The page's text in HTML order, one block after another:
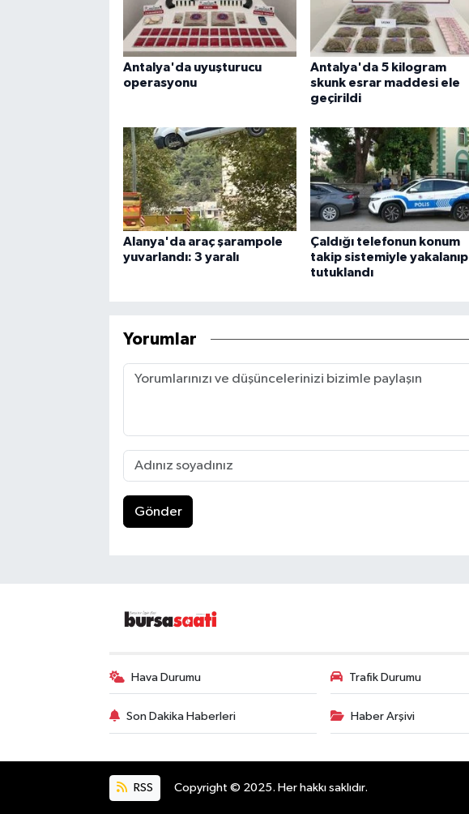
Antalya'da uyuşturucu
operasyonu
Antalya'da 5 kilogram
skunk esrar maddesi ele
geçirildi
Alanya'da araç şarampole
yuvarlandı: 3 yaralı
Çaldığı telefonun konum
takip sistemiyle yakalanıp
tutuklandı
Yorumlar
Gönder
Hava Durumu Trafik Durumu
Son Dakika Haberleri Haber Arşivi
RSS Copyright © 2025. Her hakkı saklıdır.